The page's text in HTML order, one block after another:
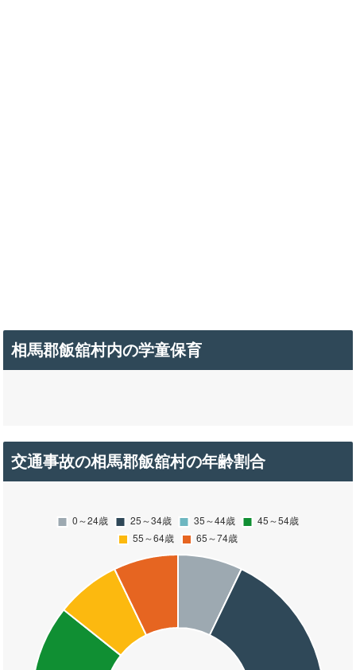
相馬郡飯舘村内の学童保育
交通事故の相馬郡飯舘村の年齢割合